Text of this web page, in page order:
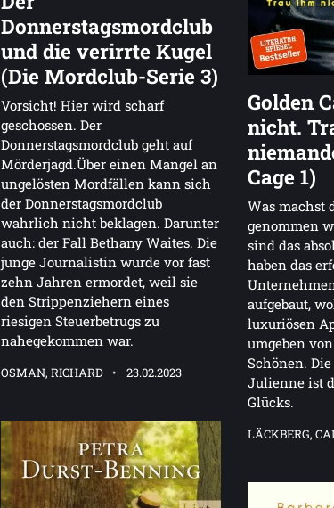
Donnerstagsmordclub
und die verirrte Kugel
(Die Mordclub-Serie 3)
Vorsicht! Hier wird scharf
geschossen. Der
Donnerstagsmordclub geht auf
Mörderjagd.Über einen Mangel an
ungelösten Mordfällen kann sich
der Donnerstagsmordclub
wahrlich nicht beklagen. Darunter
auch: der Fall Bethany Waites. Die
junge Journalistin wurde vor fast
zehn Jahren ermordet, weil sie
den Strippenziehern eines
riesigen Steuerbetrugs zu
nahegekommen war.
OSMAN, RICHARD 23.02.2023
Golden
nicht.
Cage 1)
Was machst
genommen
sind das
haben das
aufgebaut,
luxuriösen
umgeben
Schönen.
Julienne ist
Glücks.
LÄCKBERG,